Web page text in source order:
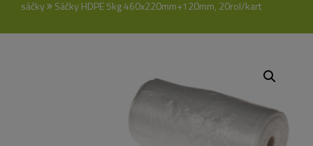
sáčky
Sáčky HDPE 5kg 460x220mm+120mm, 20rol/kart